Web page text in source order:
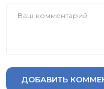
ДОБАВИТЬ